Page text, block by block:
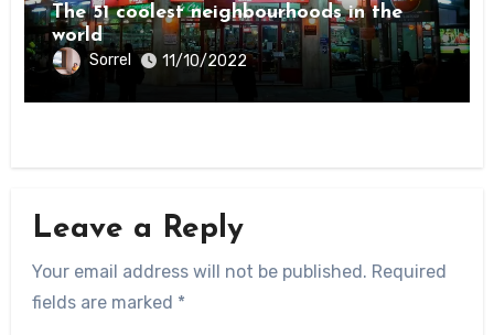
The 51 coolest neighbourhoods in the
world
Sorrel 11/10/2022
Leave a Reply
Your email address will not be published. Required
fields are marked *